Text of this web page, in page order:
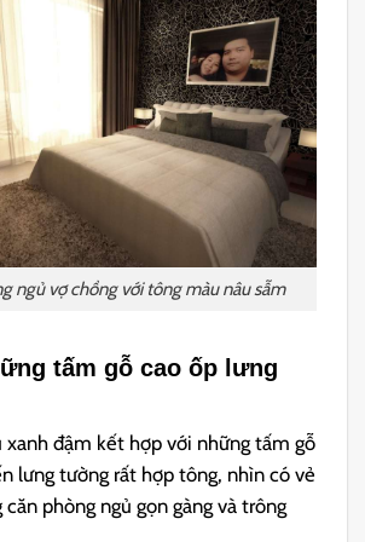
ngủ vợ chồng với tông màu nâu sẫm
tấm gỗ cao ốp lưng
xanh đậm kết hợp với những tấm gỗ
lưng tường rất hợp tông, nhìn có vẻ
phòng ngủ gọn gàng và trông